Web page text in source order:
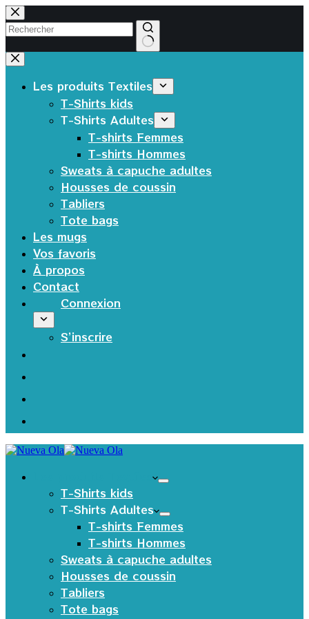
Passer
au
contenu
Aucun
résultat
Les produits Textiles
T-Shirts kids
T-Shirts Adultes
T-shirts Femmes
T-shirts Hommes
Sweats à capuche adultes
Housses de coussin
Tabliers
Tote bags
Les mugs
Vos favoris
À propos
Contact
Connexion
S’inscrire
T-Shirts kids
T-Shirts Adultes
T-shirts Femmes
T-shirts Hommes
Sweats à capuche adultes
Housses de coussin
Tabliers
Tote bags